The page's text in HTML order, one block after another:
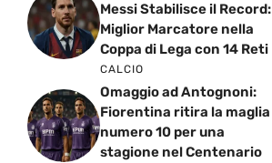
Messi Stabilisce il Record:
Miglior Marcatore nella
Coppa di Lega con 14 Reti
CALCIO
Omaggio ad Antognoni:
Fiorentina ritira la maglia
numero 10 per una
stagione nel Centenario